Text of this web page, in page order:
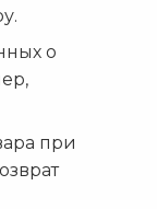
о
при